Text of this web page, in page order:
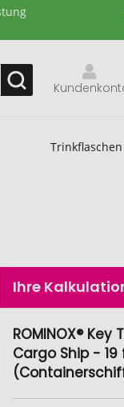
Ihre
ROMINOX® Key
Cargo Ship -